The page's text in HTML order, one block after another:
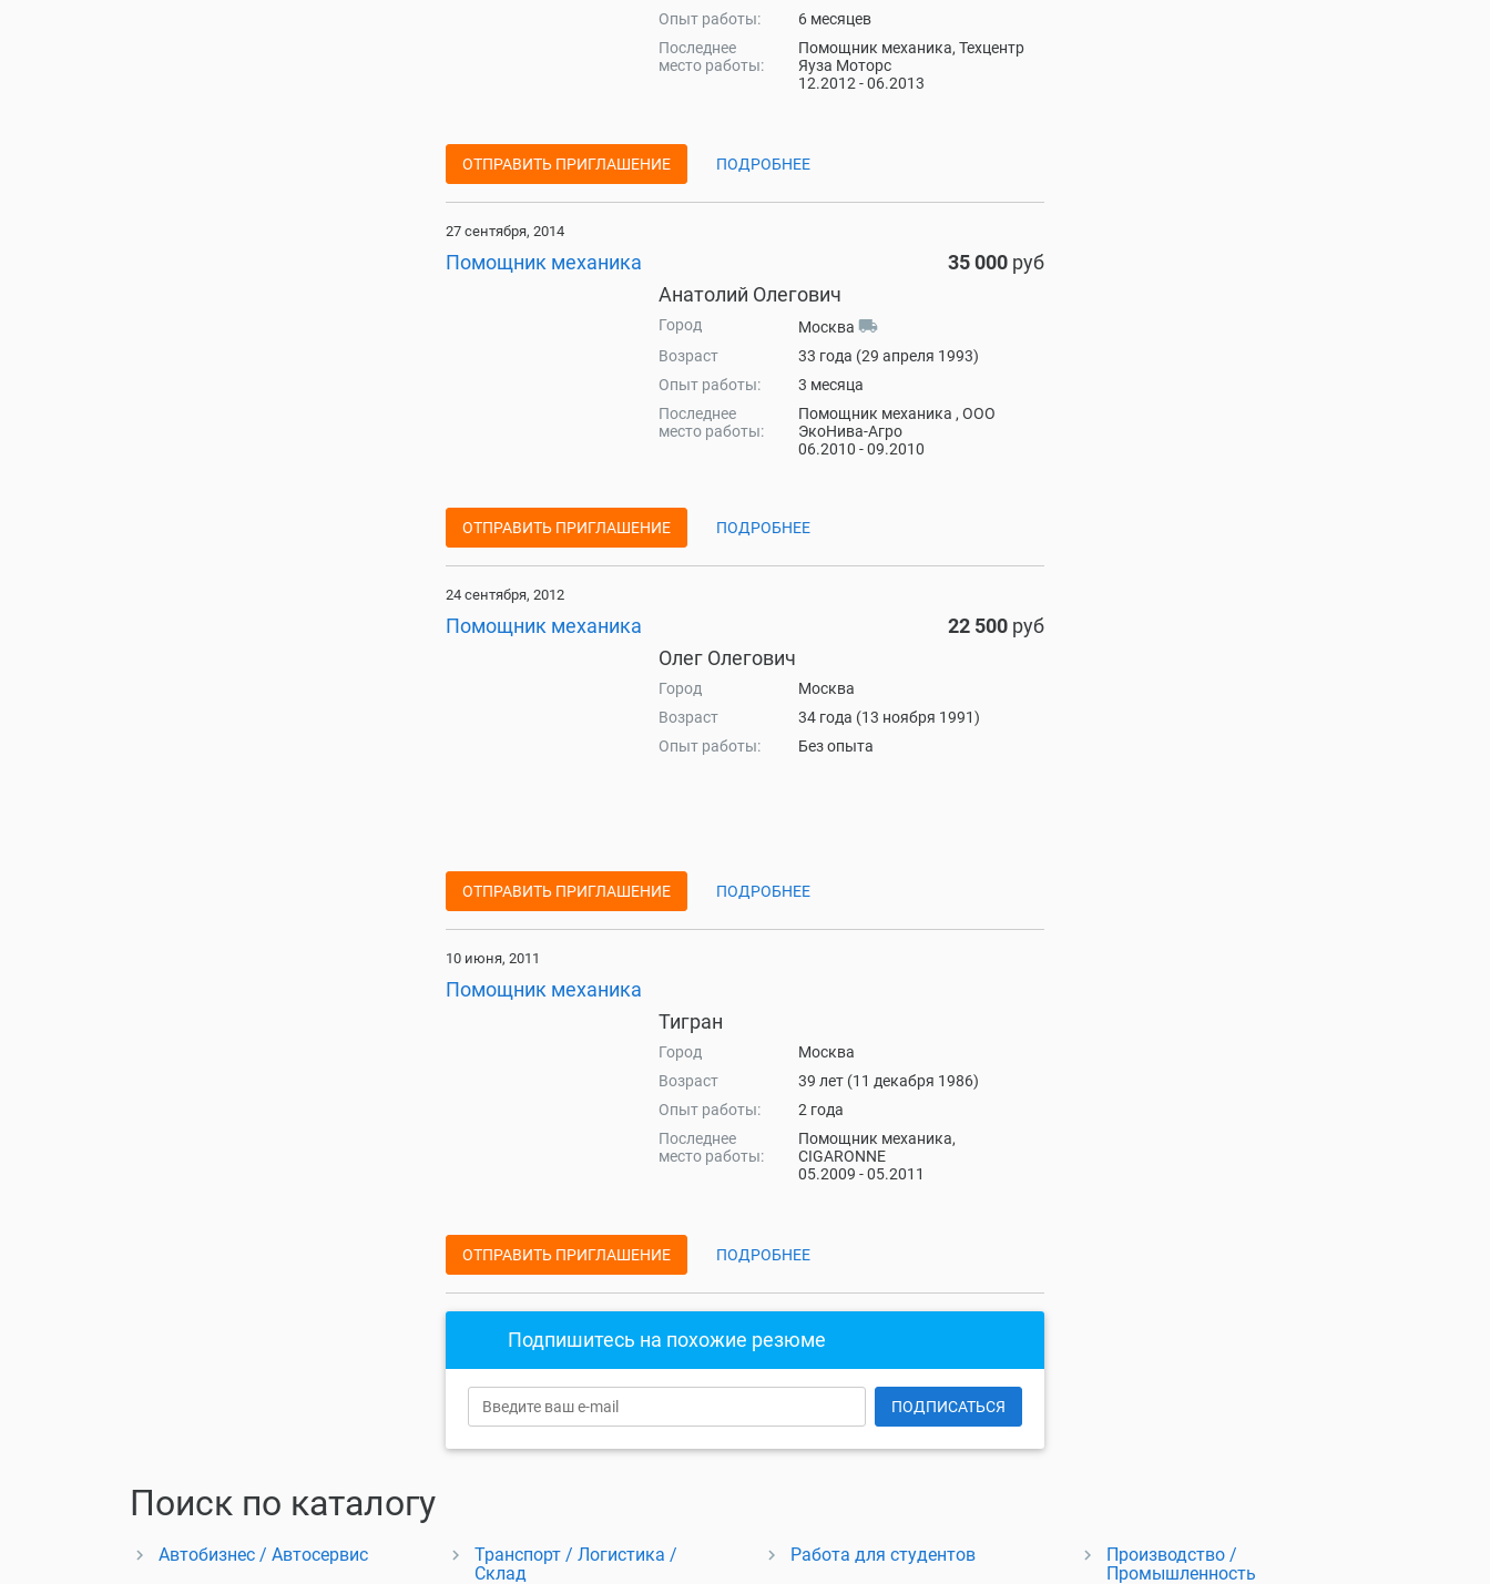
Опыт работы:
6 месяцев
Последнее
место работы:
Помощник механика, Техцентр
Яуза Моторс
12.2012 - 06.2013
ОТПРАВИТЬ ПРИГЛАШЕНИЕ ПОДРОБНЕЕ
27 сентября, 2014
Помощник механика 35 000руб
Анатолий Олегович
Город Москва local_shipping
Возраст
33 года (29 апреля 1993)
Опыт работы:
3 месяца
Последнее
место работы:
Помощник механика , ООО
ЭкоНива-Агро
06.2010 - 09.2010
ОТПРАВИТЬ ПРИГЛАШЕНИЕ ПОДРОБНЕЕ
24 сентября, 2012
Помощник механика 22 500руб
Олег Олегович
Город
Москва
Возраст
34 года (13 ноября 1991)
Опыт работы:
Без опыта
ОТПРАВИТЬ ПРИГЛАШЕНИЕ ПОДРОБНЕЕ
10 июня, 2011
Помощник механика
Тигран
Город
Москва
Возраст
39 лет (11 декабря 1986)
Опыт работы:
2 года
Последнее
место работы:
Помощник механика,
CIGARONNE
05.2009 - 05.2011
ОТПРАВИТЬ ПРИГЛАШЕНИЕ ПОДРОБНЕЕ
Подпишитесь на похожие резюме
ПОДПИСАТЬСЯ
Поиск по каталогу
Автобизнес / Автосервис
Транспорт / Логистика /
Склад
Работа для студентов
Производство /
Промышленность